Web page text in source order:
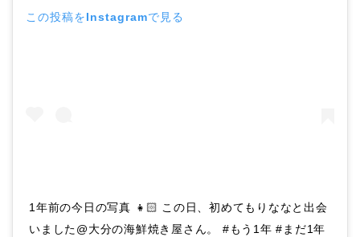
この投稿をInstagramで見る
1年前の今日の写真 👧🏻 この日、初めてもりななと出会
いました@大分の海鮮焼き屋さん。 #もう1年 #まだ1年